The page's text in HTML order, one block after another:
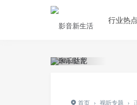
行业热点
首页 › 视听专题 ›